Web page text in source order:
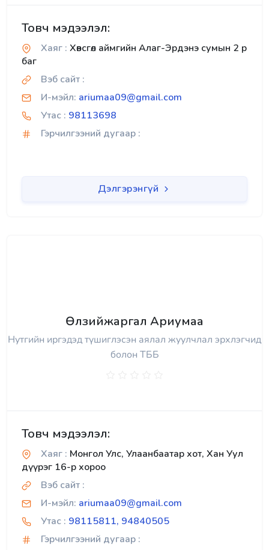
Товч мэдээлэл:
Хаяг : Хөвсгөл аймгийн Алаг-Эрдэнэ сумын 2 р
баг
Вэб сайт :
И-мэйл: ariumaa09@gmail.com
Утас : 98113698
Гэрчилгээний дугаар :
Дэлгэрэнгүй
Өлзийжаргал Ариумаа
Нутгийн иргэдэд түшиглэсэн аялал жуулчлал эрхлэгчид
болон ТББ
Товч мэдээлэл:
Хаяг : Монгол Улс, Улаанбаатар хот, Хан Уул
дүүрэг 16-р хороо
Вэб сайт :
И-мэйл: ariumaa09@gmail.com
Утас : 98115811, 94840505
Гэрчилгээний дугаар :